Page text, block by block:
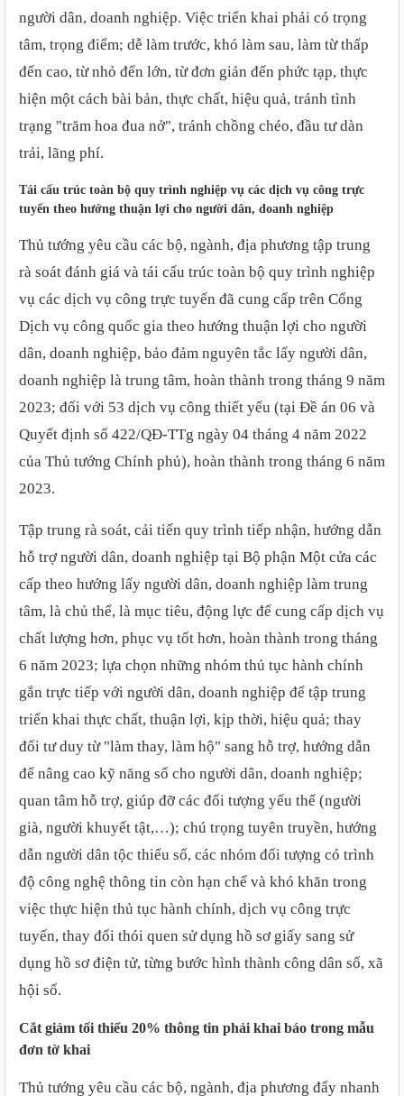
người dân, doanh nghiệp. Việc triển khai phải có trọng
tâm, trọng điểm; dễ làm trước, khó làm sau, làm từ thấp
đến cao, từ nhỏ đến lớn, từ đơn giản đến phức tạp, thực
hiện một cách bài bản, thực chất, hiệu quả, tránh tình
trạng "trăm hoa đua nở", tránh chồng chéo, đầu tư dàn
trải, lãng phí.
Tái cấu trúc toàn bộ quy trình nghiệp vụ các dịch vụ công trực
tuyến theo hướng thuận lợi cho người dân, doanh nghiệp
Thủ tướng yêu cầu các bộ, ngành, địa phương tập trung
rà soát đánh giá và tái cấu trúc toàn bộ quy trình nghiệp
vụ các dịch vụ công trực tuyến đã cung cấp trên Cổng
Dịch vụ công quốc gia theo hướng thuận lợi cho người
dân, doanh nghiệp, bảo đảm nguyên tắc lấy người dân,
doanh nghiệp là trung tâm, hoàn thành trong tháng 9 năm
2023; đối với 53 dịch vụ công thiết yếu (tại Đề án 06 và
Quyết định số 422/QĐ-TTg ngày 04 tháng 4 năm 2022
của Thủ tướng Chính phủ), hoàn thành trong tháng 6 năm
2023.
Tập trung rà soát, cải tiến quy trình tiếp nhận, hướng dẫn
hỗ trợ người dân, doanh nghiệp tại Bộ phận Một cửa các
cấp theo hướng lấy người dân, doanh nghiệp làm trung
tâm, là chủ thể, là mục tiêu, động lực để cung cấp dịch vụ
chất lượng hơn, phục vụ tốt hơn, hoàn thành trong tháng
6 năm 2023; lựa chọn những nhóm thủ tục hành chính
gắn trực tiếp với người dân, doanh nghiệp để tập trung
triển khai thực chất, thuận lợi, kịp thời, hiệu quả; thay
đổi tư duy từ "làm thay, làm hộ" sang hỗ trợ, hướng dẫn
để nâng cao kỹ năng số cho người dân, doanh nghiệp;
quan tâm hỗ trợ, giúp đỡ các đối tượng yếu thế (người
già, người khuyết tật,…); chú trọng tuyên truyền, hướng
dẫn người dân tộc thiểu số, các nhóm đối tượng có trình
độ công nghệ thông tin còn hạn chế và khó khăn trong
việc thực hiện thủ tục hành chính, dịch vụ công trực
tuyến, thay đổi thói quen sử dụng hồ sơ giấy sang sử
dụng hồ sơ điện tử, từng bước hình thành công dân số, xã
hội số.
Cắt giảm tối thiểu 20% thông tin phải khai báo trong mẫu
đơn tờ khai
Thủ tướng yêu cầu các bộ, ngành, địa phương đẩy nhanh